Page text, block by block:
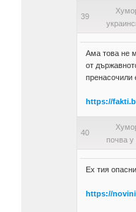
39
Ама това не
от
пренасочили
https://
40
почва у
Ех тия
https://